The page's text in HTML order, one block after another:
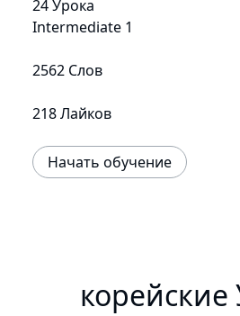
24 Урока
Intermediate 1
2562 Слов
218 Лайков
Начать обучение
корейские